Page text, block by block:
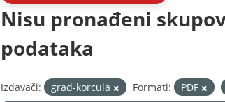
Nisu pronađeni
podataka
Izdavači: grad-korcula Formati: PDF